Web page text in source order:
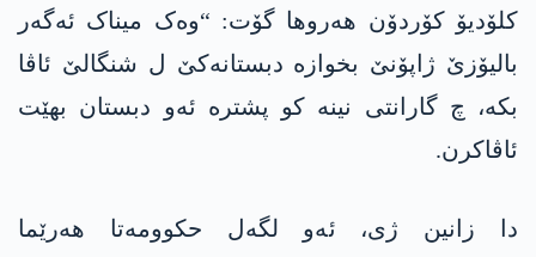
کلۆدیۆ کۆردۆن ھەروھا گۆت: “وەک میناک ئەگەر
بالیۆزێ ژاپۆنێ بخوازە دبستانەکێ ل شنگالێ ئاڤا
بکە، چ گارانتی نینە کو پشترە ئەو دبستان بهێت
ئاڤاکرن.
دا زانین ژی، ئەو لگەل حکوومەتا ھەرێما